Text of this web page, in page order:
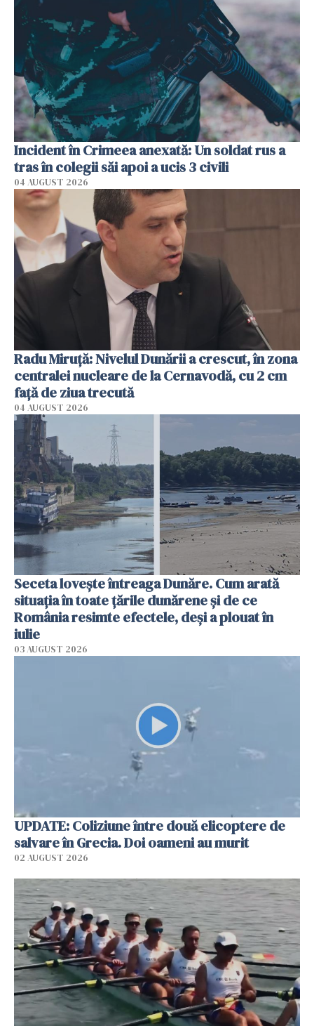
Incident în Crimeea anexată: Un soldat rus a
tras în colegii săi apoi a ucis 3 civili
04 AUGUST 2026
Radu Miruţă: Nivelul Dunării a crescut, în zona
centralei nucleare de la Cernavodă, cu 2 cm
faţă de ziua trecută
04 AUGUST 2026
Seceta lovește întreaga Dunăre. Cum arată
situația în toate țările dunărene și de ce
România resimte efectele, deși a plouat în
iulie
03 AUGUST 2026
UPDATE: Coliziune între două elicoptere de
salvare în Grecia. Doi oameni au murit
02 AUGUST 2026